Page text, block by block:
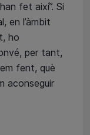
fet així”. Si
en l’àmbit
ho
per tant,
fent, què
aconseguir